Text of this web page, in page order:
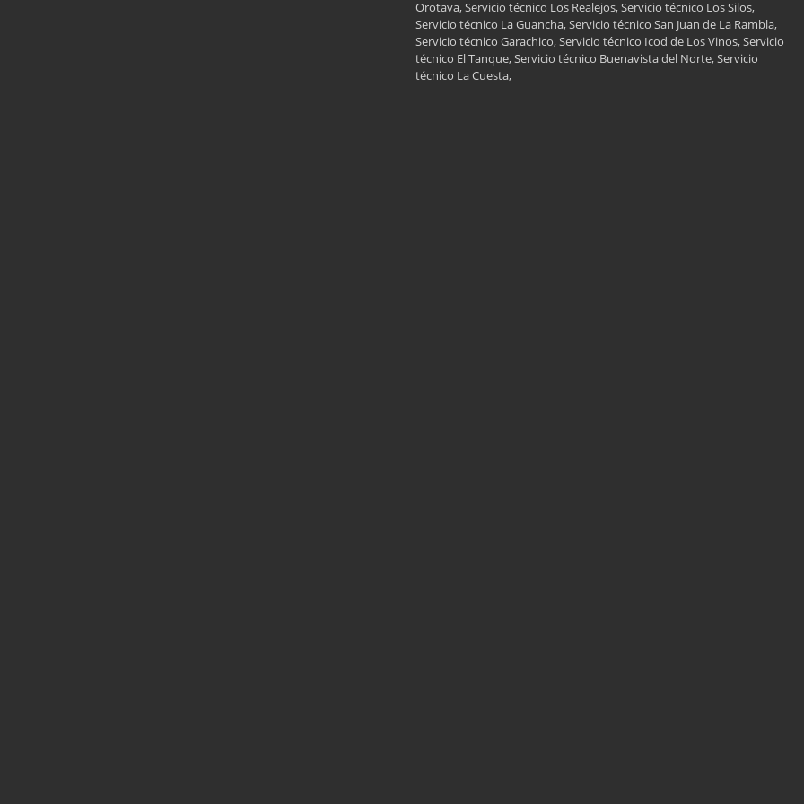
Orotava, Servicio técnico Los Realejos, Servicio técnico Los Silos,
Servicio técnico La Guancha, Servicio técnico San Juan de La Rambla,
Servicio técnico Garachico, Servicio técnico Icod de Los Vinos, Servicio
técnico El Tanque, Servicio técnico Buenavista del Norte, Servicio
técnico La Cuesta,